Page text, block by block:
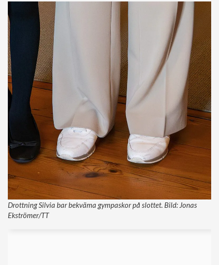
Drottning Silvia bar bekväma gympaskor på slottet. Bild: Jonas
Ekströmer/TT